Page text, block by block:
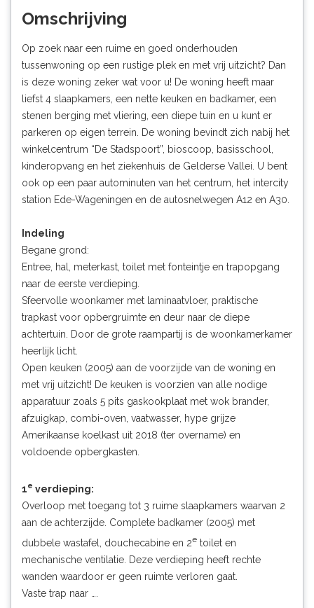
Omschrijving
Op zoek naar een ruime en goed onderhouden
tussenwoning op een rustige plek en met vrij uitzicht? Dan
is deze woning zeker wat voor u! De woning heeft maar
liefst 4 slaapkamers, een nette keuken en badkamer, een
stenen berging met vliering, een diepe tuin en u kunt er
parkeren op eigen terrein. De woning bevindt zich nabij het
winkelcentrum “De Stadspoort”, bioscoop, basisschool,
kinderopvang en het ziekenhuis de Gelderse Vallei. U bent
ook op een paar autominuten van het centrum, het intercity
station Ede-Wageningen en de autosnelwegen A12 en A30.
Indeling
Begane grond:
Entree, hal, meterkast, toilet met fonteintje en trapopgang
naar de eerste verdieping.
Sfeervolle woonkamer met laminaatvloer, praktische
trapkast voor opbergruimte en deur naar de diepe
achtertuin. Door de grote raampartij is de woonkamerkamer
heerlijk licht.
Open keuken (2005) aan de voorzijde van de woning en
met vrij uitzicht! De keuken is voorzien van alle nodige
apparatuur zoals 5 pits gaskookplaat met wok brander,
afzuigkap, combi-oven, vaatwasser, hype grijze
Amerikaanse koelkast uit 2018 (ter overname) en
voldoende opbergkasten.
1e verdieping:
Overloop met toegang tot 3 ruime slaapkamers waarvan 2
aan de achterzijde. Complete badkamer (2005) met
dubbele wastafel, douchecabine en 2e toilet en
mechanische ventilatie. Deze verdieping heeft rechte
wanden waardoor er geen ruimte verloren gaat.
Vaste trap naar ….